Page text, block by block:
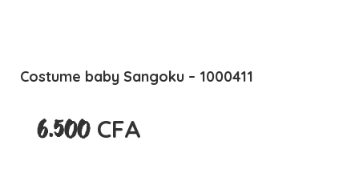
Costume baby Sangoku – 1000411
6.500 CFA